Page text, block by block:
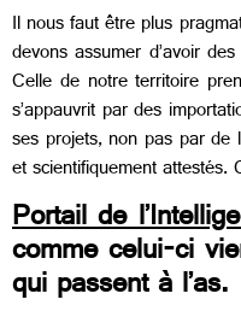
Il nous faut être plus
devons assumer d’avoir
Celle de notre territoire
s’appauvrit par des
ses projets, non pas par de
et scientifiquement attestés.
Portail de
comme celui-ci
qui passent à l’as.